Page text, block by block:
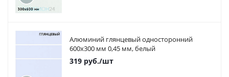
Алюминий глянцевый односторонний
600х300 мм 0,45 мм, белый
319 руб./шт